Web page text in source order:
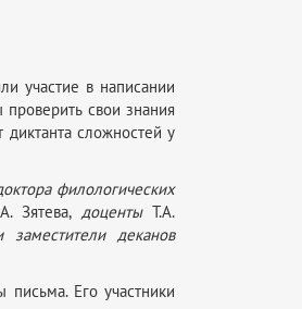
участие в написании
проверить свои знания
диктанта сложностей у
филологических
Зятева, доцентыТ.А.
заместители деканов
письма. Его участники